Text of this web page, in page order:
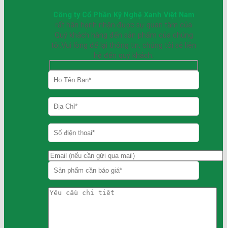
Công ty Cổ Phần Kỹ Nghệ Xanh Việt Nam
rất hân hạnh nhận được sự quan tâm của
Quý khách hàng đến sản phẩm của chúng
tôi.Vui lòng để lại thông tin, chúng tôi sẽ liên
hệ đến quý khách.